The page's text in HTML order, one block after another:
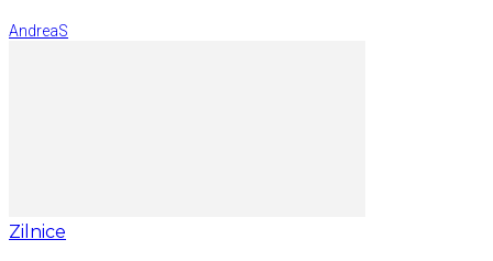
AndreaS
Zilnice